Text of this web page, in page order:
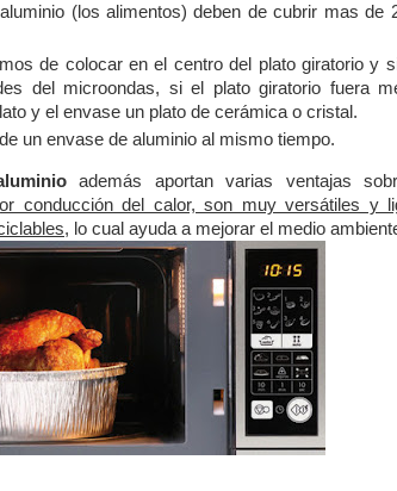
(los alimentos) deben de cubrir mas de
de colocar en el centro del plato giratorio y
del microondas, si el plato giratorio fuera
y el envase un plato de cerámica o cristal.
un envase de aluminio al mismo tiempo.
además aportan varias ventajas
conducción del calor, son muy versátiles y
lo cual ayuda a mejorar el medio